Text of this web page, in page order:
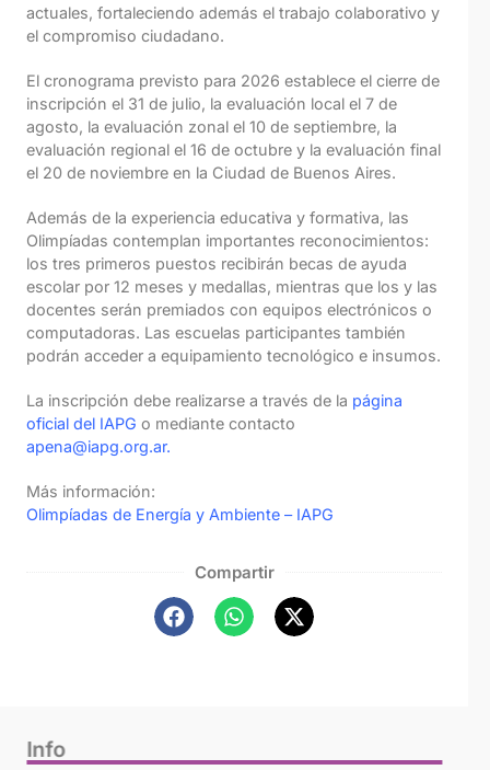
actuales, fortaleciendo además el trabajo colaborativo y
el compromiso ciudadano.
El cronograma previsto para 2026 establece el cierre de
inscripción el 31 de julio, la evaluación local el 7 de
agosto, la evaluación zonal el 10 de septiembre, la
evaluación regional el 16 de octubre y la evaluación final
el 20 de noviembre en la Ciudad de Buenos Aires.
Además de la experiencia educativa y formativa, las
Olimpíadas contemplan importantes reconocimientos:
los tres primeros puestos recibirán becas de ayuda
escolar por 12 meses y medallas, mientras que los y las
docentes serán premiados con equipos electrónicos o
computadoras. Las escuelas participantes también
podrán acceder a equipamiento tecnológico e insumos.
La inscripción debe realizarse a través de la página
oficial del IAPG o mediante contacto
apena@iapg.org.ar.
Más información:
Olimpíadas de Energía y Ambiente – IAPG
Compartir
Info